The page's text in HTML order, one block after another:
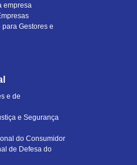
empresa
Gestores e
e de
e Segurança
do Consumidor
de Defesa do